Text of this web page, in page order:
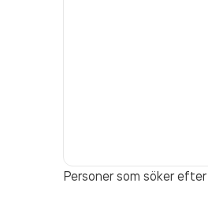
Personer som söker efter